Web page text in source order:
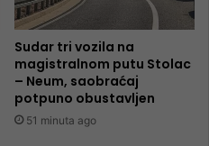
Sudar tri vozila na
magistralnom putu Stolac
– Neum, saobraćaj
potpuno obustavljen
51 minuta ago